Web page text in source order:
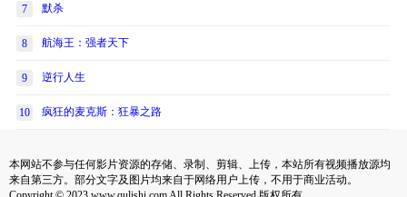
7 默杀
8 航海王：强者天下
9 逆行人生
10 疯狂的麦克斯：狂暴之路
本网站不参与任何影片资源的存储、录制、剪辑、上传，本站所有视频播放源均
来自第三方。部分文字及图片均来自于网络用户上传，不用于商业活动。